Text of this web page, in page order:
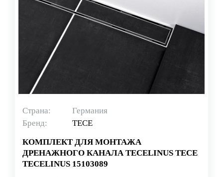
Страна:
Германия
Бренд:
TECE
КОМПЛЕКТ ДЛЯ МОНТАЖА
ДРЕНАЖНОГО КАНАЛА TECELINUS TECE
TECELINUS 15103089